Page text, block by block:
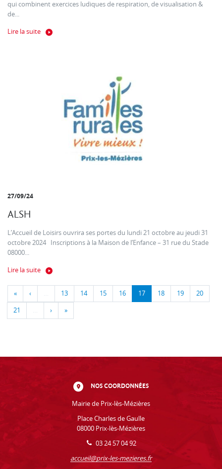
qui combinent exercices ludiques de respiration, de visualisation &
de...
Lire la suite
27/09/24
ALSH
L’Accueil de Loisirs ouvrira ses portes du lundi 21 octobre au jeudi 31
octobre 2024 Inscriptions à la Maison de l’Enfance – 31 rue du Stade
08000...
Lire la suite
« ‹ … 13 14 15 16 17 18 19 20
21 … › »
NOS COORDONNÉES
Mairie de Prix-lès-Mézières
Place Charles de Gaulle
08000 Prix-lès-Mézières
03 24 57 04 92
accueil@prix-les-mezieres.fr